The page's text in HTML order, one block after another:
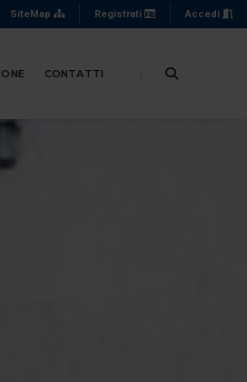
SiteMap Registrati Accedi
CONTATTI